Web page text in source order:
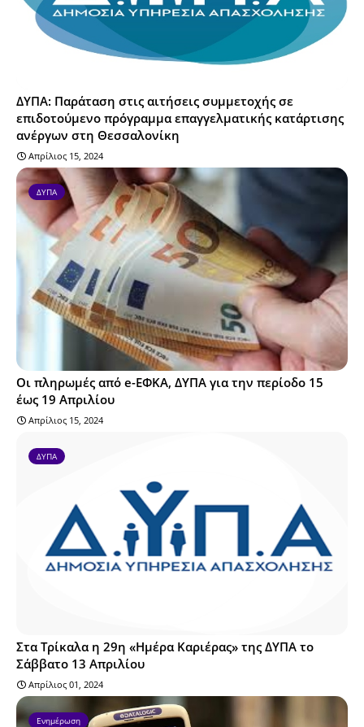
ΔΥΠΑ: Παράταση στις αιτήσεις συμμετοχής σε
επιδοτούμενο πρόγραμμα επαγγελματικής κατάρτισης
ανέργων στη Θεσσαλονίκη
Απρίλιος 15, 2024
ΔΥΠΑ
Οι πληρωμές από e-ΕΦΚΑ, ΔΥΠΑ για την περίοδο 15
έως 19 Απριλίου
Απρίλιος 15, 2024
ΔΥΠΑ
Στα Τρίκαλα η 29η «Ημέρα Καριέρας» της ΔΥΠΑ το
Σάββατο 13 Απριλίου
Απρίλιος 01, 2024
Ενημέρωση